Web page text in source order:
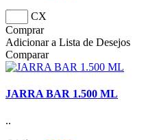
CX
Comprar
Adicionar a Lista de Desejos
Comparar
JARRA BAR 1.500 ML
..